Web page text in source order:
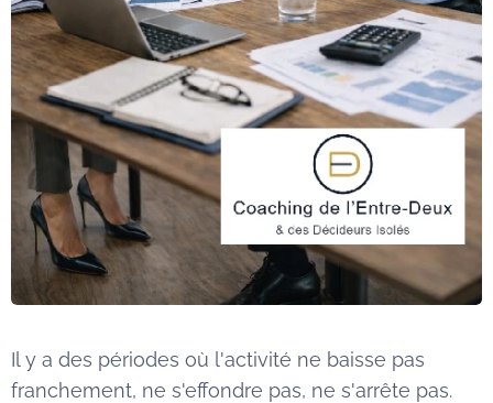
Il y a des périodes où l'activité ne baisse pas
franchement, ne s'effondre pas, ne s'arrête pas.